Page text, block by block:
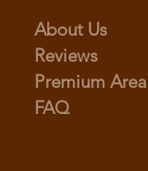
About Us
Reviews
Premium Area
FAQ